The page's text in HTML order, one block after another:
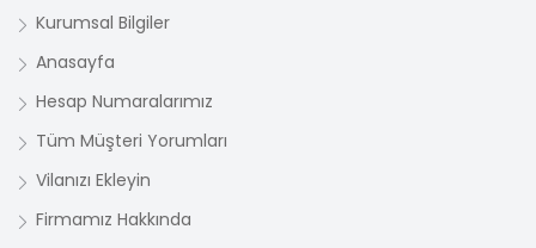
Kurumsal Bilgiler
Anasayfa
Hesap Numaralarımız
Tüm Müşteri Yorumları
Vilanızı Ekleyin
Firmamız Hakkında